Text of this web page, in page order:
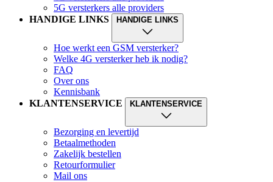
5G versterkers alle providers
HANDIGE LINKS
HANDIGE LINKS
Hoe werkt een GSM versterker?
Welke 4G versterker heb ik nodig?
FAQ
Over ons
Kennisbank
KLANTENSERVICE
KLANTENSERVICE
Bezorging en levertijd
Betaalmethoden
Zakelijk bestellen
Retourformulier
Mail ons